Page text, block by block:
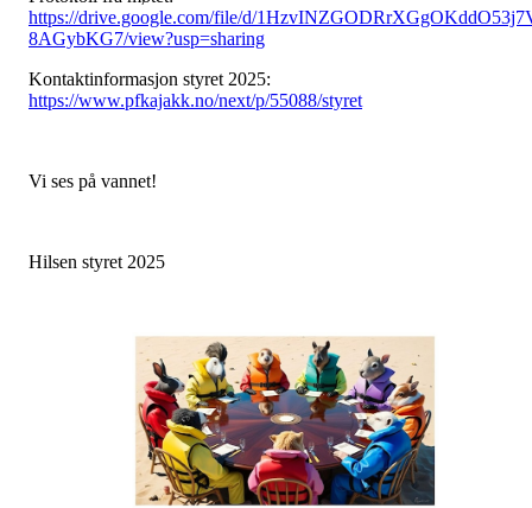
https://drive.google.com/file/d/
8AGybKG7/view?usp=sharing
Kontaktinformasjon styret 2025:
https://www.pfkajakk.no/next/p/55088/styret
Vi ses på vannet!
Hilsen styret 2025